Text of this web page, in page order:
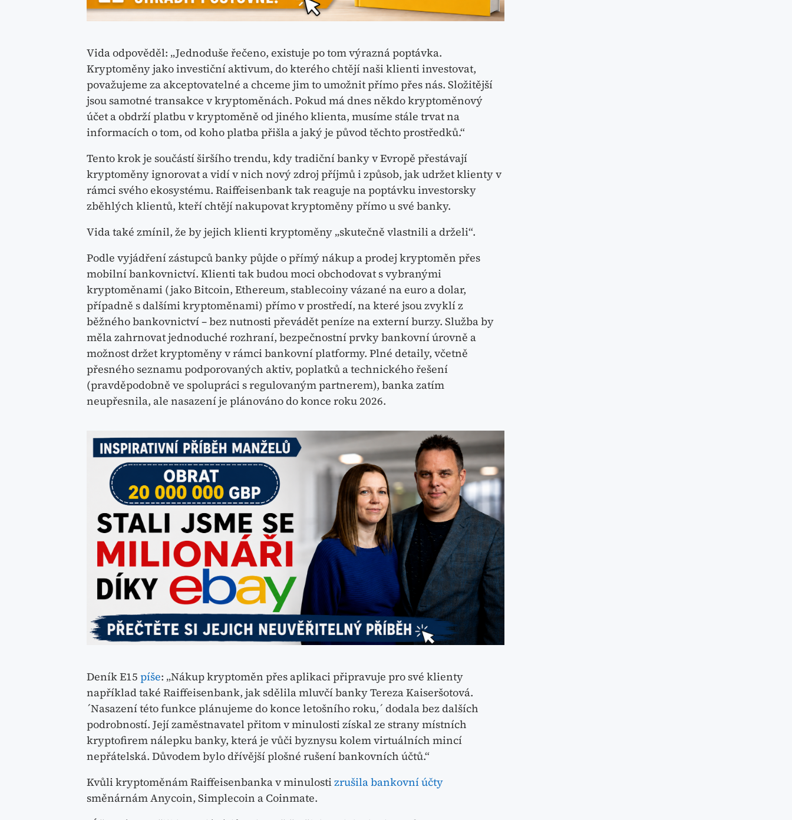
Vida odpověděl: „Jednoduše řečeno, existuje po tom výrazná poptávka.
Kryptoměny jako investiční aktivum, do kterého chtějí naši klienti investovat,
považujeme za akceptovatelné a chceme jim to umožnit přímo přes nás. Složitější
jsou samotné transakce v kryptoměnách. Pokud má dnes někdo kryptoměnový
účet a obdrží platbu v kryptoměně od jiného klienta, musíme stále trvat na
informacích o tom, od koho platba přišla a jaký je původ těchto prostředků.“
Tento krok je součástí širšího trendu, kdy tradiční banky v Evropě přestávají
kryptoměny ignorovat a vidí v nich nový zdroj příjmů i způsob, jak udržet klienty v
rámci svého ekosystému. Raiffeisenbank tak reaguje na poptávku investorsky
zběhlých klientů, kteří chtějí nakupovat kryptoměny přímo u své banky.
Vida také zmínil, že by jejich klienti kryptoměny „skutečně vlastnili a drželi“.
Podle vyjádření zástupců banky půjde o přímý nákup a prodej kryptoměn přes
mobilní bankovnictví. Klienti tak budou moci obchodovat s vybranými
kryptoměnami (jako Bitcoin, Ethereum, stablecoiny vázané na euro a dolar,
případně s dalšími kryptoměnami) přímo v prostředí, na které jsou zvyklí z
běžného bankovnictví – bez nutnosti převádět peníze na externí burzy. Služba by
měla zahrnovat jednoduché rozhraní, bezpečnostní prvky bankovní úrovně a
možnost držet kryptoměny v rámci bankovní platformy. Plné detaily, včetně
přesného seznamu podporovaných aktiv, poplatků a technického řešení
(pravděpodobně ve spolupráci s regulovaným partnerem), banka zatím
neupřesnila, ale nasazení je plánováno do konce roku 2026.
Deník E15 píše: „Nákup kryptoměn přes aplikaci připravuje pro své klienty
například také Raiffeisenbank, jak sdělila mluvčí banky Tereza Kaiseršotová.
´Nasazení této funkce plánujeme do konce letošního roku,´ dodala bez dalších
podrobností. Její zaměstnavatel přitom v minulosti získal ze strany místních
kryptofirem nálepku banky, která je vůči byznysu kolem virtuálních mincí
nepřátelská. Důvodem bylo dřívější plošné rušení bankovních účtů.“
Kvůli kryptoměnám Raiffeisenbanka v minulostizrušila bankovní účty
směnárnám Anycoin, Simplecoin a Coinmate.